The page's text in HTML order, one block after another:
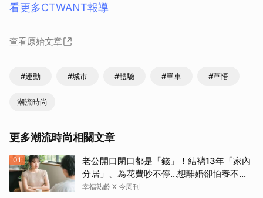
看更多CTWANT報導
查看原始文章
#運動 #城市 #體驗 #單車 #草悟
潮流時尚
更多潮流時尚相關文章
01
老公開口閉口都是「錢」！結褵13年「家內
分居」、為花費吵不停…想離婚卻怕養不活
自己：還要忍3年？
幸福熟齡 X 今周刊